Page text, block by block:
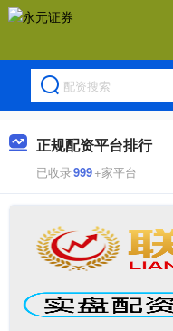
正规配资平台排行
已收录999+家平台